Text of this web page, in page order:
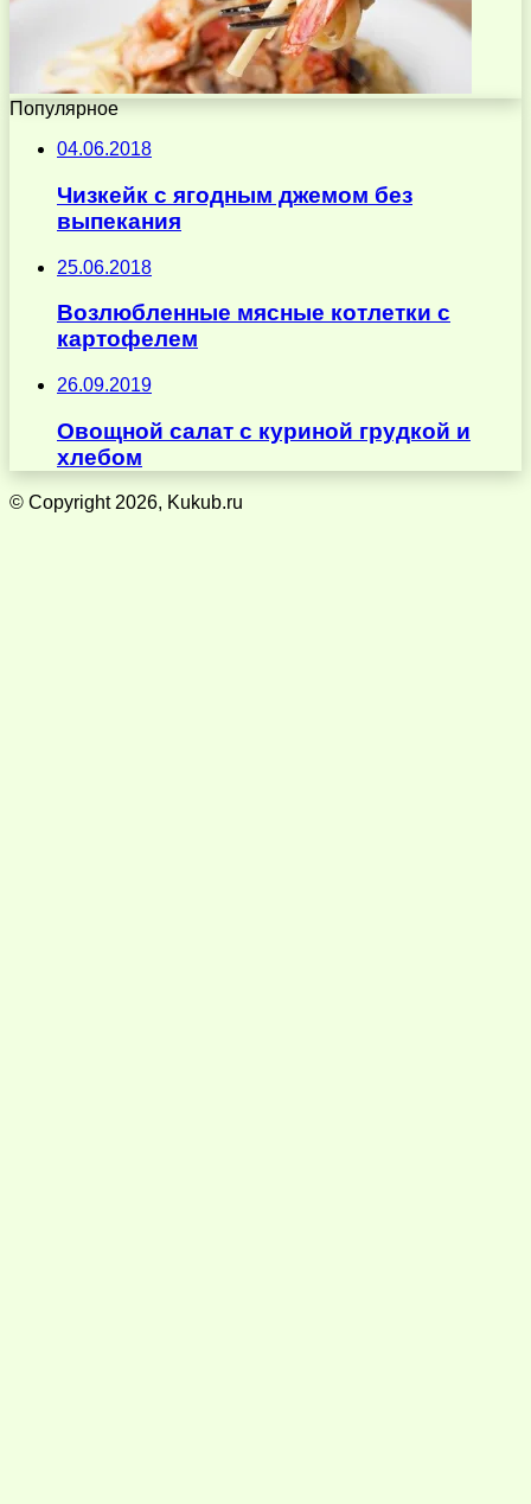
Популярное
04.06.2018
Чизкейк с ягодным джемом без
выпекания
25.06.2018
Возлюбленные мясные котлетки с
картофелем
26.09.2019
Овощной салат с куриной грудкой и
хлебом
© Copyright 2026, Kukub.ru